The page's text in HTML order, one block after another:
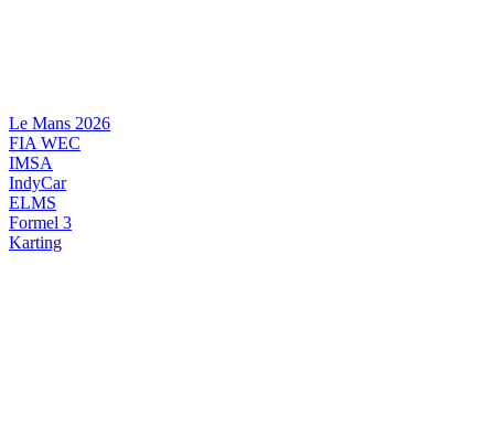
Le Mans 2026
FIA WEC
IMSA
IndyCar
ELMS
Formel 3
Karting